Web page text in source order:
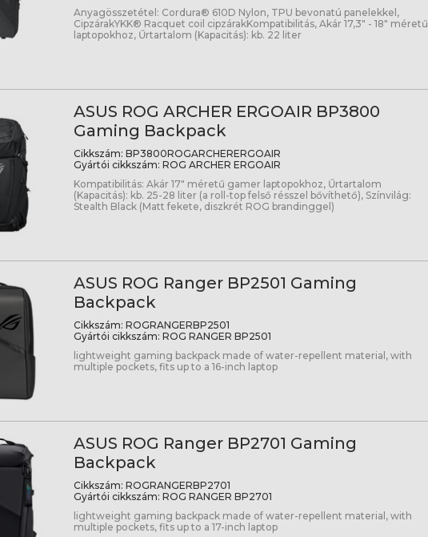
Anyagösszetétel: Cordura® 610D Nylon, TPU bevonatú panelekkel,
CipzárakYKK® Racquet coil cipzárakKompatibilitás, Akár 17,3" - 18" méretű
laptopokhoz, Űrtartalom (Kapacitás): kb. 22 liter
ASUS ROG ARCHER ERGOAIR BP3800
Gaming Backpack
Cikkszám: BP3800ROGARCHERERGOAIR
Gyártói cikkszám: ROG ARCHER ERGOAIR
Kompatibilitás: Akár 17" méretű gamer laptopokhoz, Űrtartalom
(Kapacitás): kb. 25-28 liter (a roll-top felső résszel bővíthető), Színvilág:
Stealth Black (Matt fekete, diszkrét ROG brandinggel)
ASUS ROG Ranger BP2501 Gaming
Backpack
Cikkszám: ROGRANGERBP2501
Gyártói cikkszám: ROG RANGER BP2501
lightweight gaming backpack made of water-repellent material, with
multiple pockets, fits up to a 16-inch laptop
ASUS ROG Ranger BP2701 Gaming
Backpack
Cikkszám: ROGRANGERBP2701
Gyártói cikkszám: ROG RANGER BP2701
lightweight gaming backpack made of water-repellent material, with
multiple pockets, fits up to a 17-inch laptop